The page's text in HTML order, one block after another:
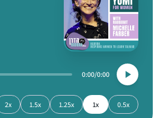
0:00
0:00
0.5x
1x
1.25x
1.5x
2x